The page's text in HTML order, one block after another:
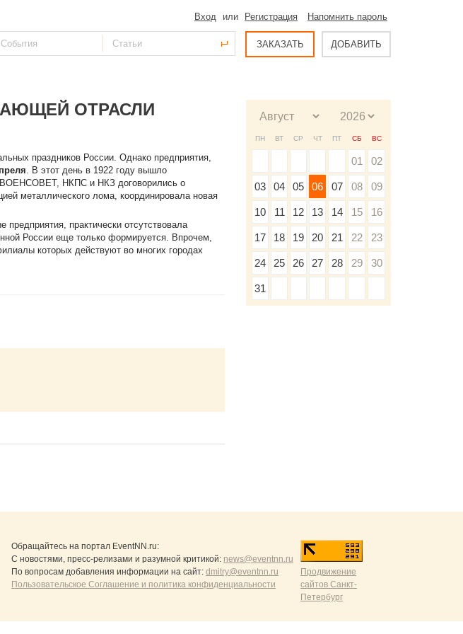
Вход или Регистрация Напомнить пароль
ЗАКАЗАТЬ ДОБАВИТЬ
ОТРАСЛИ
праздников России. Однако предприятия,
. В этот день в 1922 году вышло
НКПС и НКЗ договорились о
металлического лома, координировала новая
практически отсутствовала
России еще только формируется. Впрочем,
которых действуют во многих городах
ПН ВТ СР ЧТ ПТ СБ ВС
01 02
03 04 05 06 07 08 09
10 11 12 13 14 15 16
17 18 19 20 21 22 23
24 25 26 27 28 29 30
31
Обращайтесь на портал EventNN.ru:
С новостями, пресс-релизами и разумной критикой: news@eventnn.ru
По вопросам добавления информации на сайт: dmitry@eventnn.ru
Пользовательское Соглашение и политика конфиденциальности
Продвижение
сайтов Санкт-
Петербург